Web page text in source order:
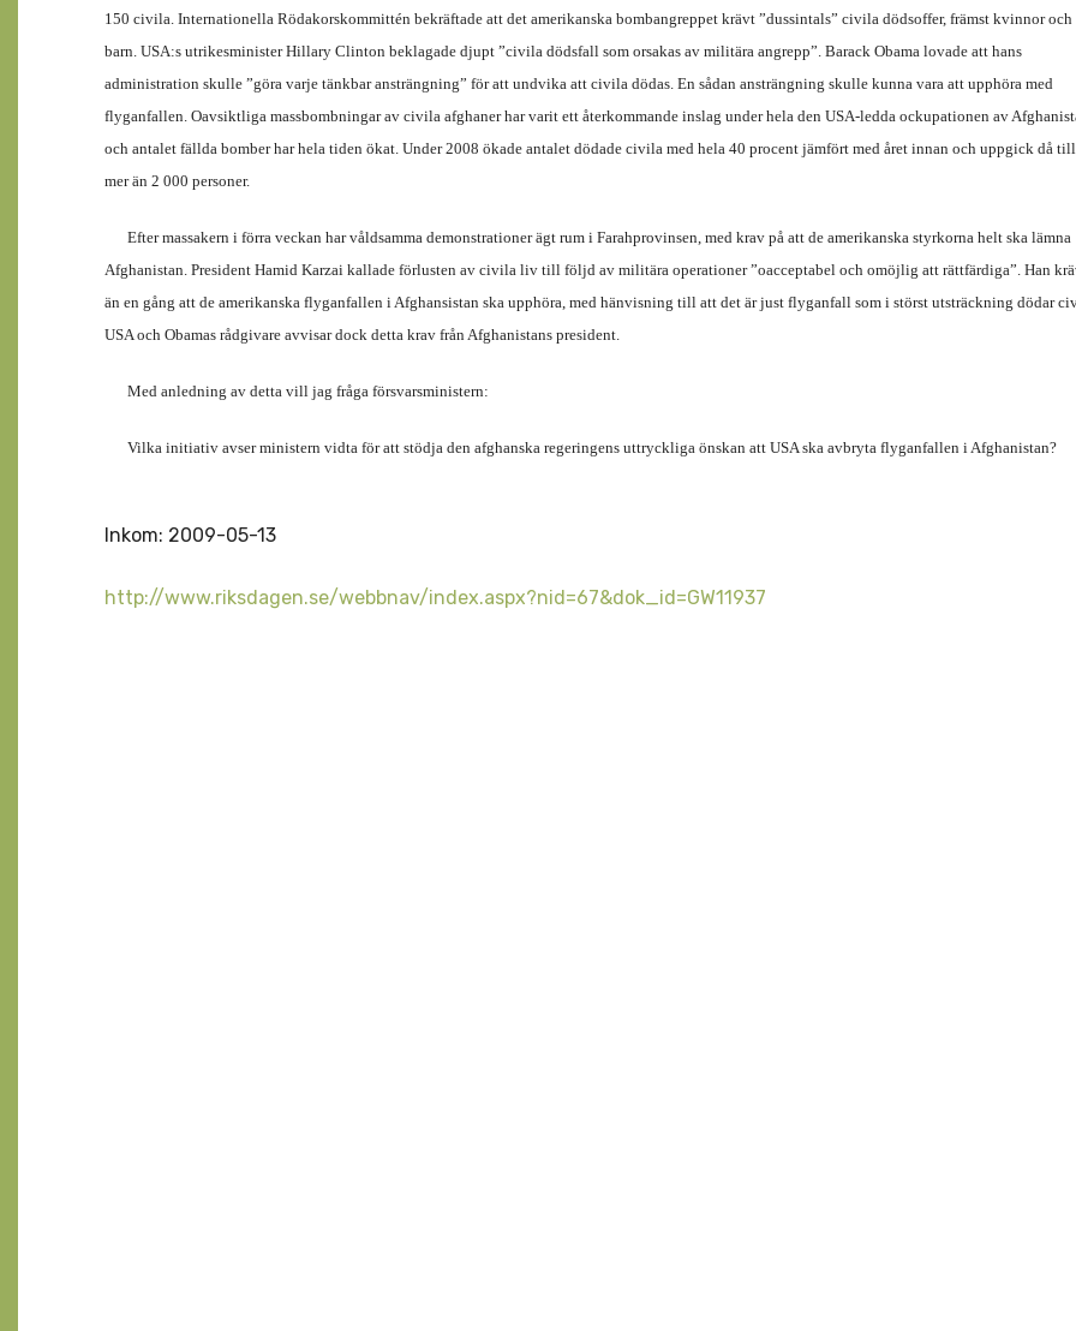
150 civila. Internationella Rödakorskommittén bekräftade att det amerikanska bombangreppet krävt ”dussintals” civila dödsoffer, främst kvinnor och
barn. USA:s utrikesminister Hillary Clinton beklagade djupt ”civila dödsfall som orsakas av militära angrepp”. Barack Obama lovade att hans
administration skulle ”göra varje tänkbar ansträngning” för att undvika att civila dödas. En sådan ansträngning skulle kunna vara att upphöra med
flyganfallen. Oavsiktliga massbombningar av civila afghaner har varit ett återkommande inslag under hela den USA-ledda ockupationen av
och antalet fällda bomber har hela tiden ökat. Under 2008 ökade antalet dödade civila med hela 40 procent jämfört med året innan och uppgick då till
mer än 2 000 personer.
Efter massakern i förra veckan har våldsamma demonstrationer ägt rum i Farahprovinsen, med krav på att de amerikanska styrkorna helt ska lämna
Afghanistan. President Hamid Karzai kallade förlusten av civila liv till följd av militära operationer ”oacceptabel och omöjlig att rättfärdiga”. Han
än en gång att de amerikanska flyganfallen i Afghansistan ska upphöra, med hänvisning till att det är just flyganfall som i störst utsträckning dödar
USA och Obamas rådgivare avvisar dock detta krav från Afghanistans president.
Med anledning av detta vill jag fråga försvarsministern:
Vilka initiativ avser ministern vidta för att stödja den afghanska regeringens uttryckliga önskan att USA ska avbryta flyganfallen i Afghanistan?
Inkom: 2009-05-13
http://www.riksdagen.se/webbnav/index.aspx?nid=67&dok_id=GW11937